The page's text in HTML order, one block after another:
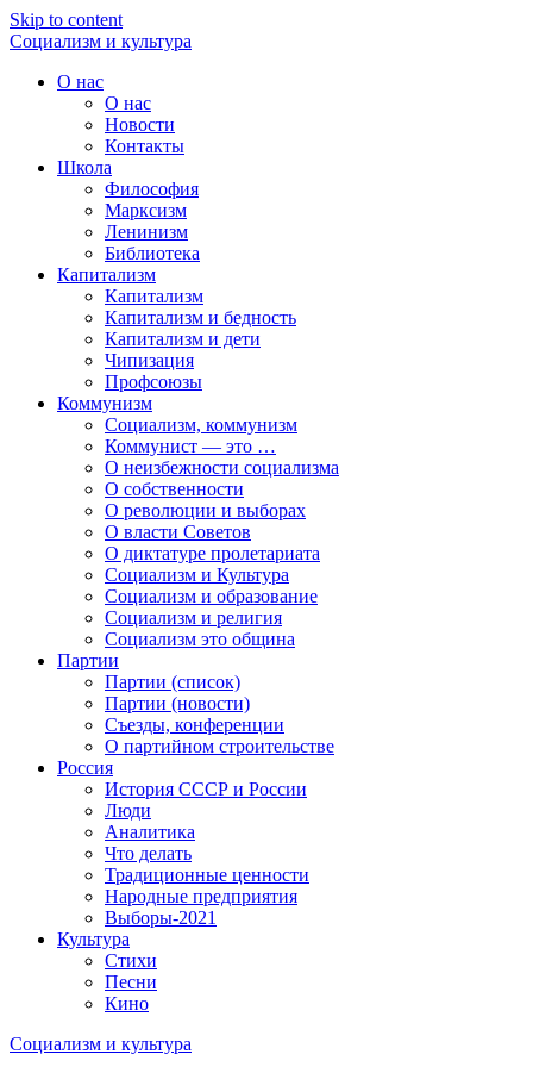
Skip to content
Социализм и культура
О нас
О нас
Новости
Контакты
Школа
Философия
Марксизм
Ленинизм
Библиотека
Капитализм
Капитализм
Капитализм и бедность
Капитализм и дети
Чипизация
Профсоюзы
Коммунизм
Социализм, коммунизм
Коммунист — это …
О неизбежности социализма
О собственности
О революции и выборах
О власти Советов
О диктатуре пролетариата
Социализм и Культура
Социализм и образование
Социализм и религия
Социализм это община
Партии
Партии (список)
Партии (новости)
Съезды, конференции
О партийном строительстве
Россия
История СССР и России
Люди
Аналитика
Что делать
Традиционные ценности
Народные предприятия
Выборы-2021
Культура
Стихи
Песни
Кино
Социализм и культура